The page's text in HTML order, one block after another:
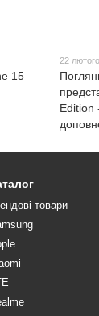
15
22
Edition
товари